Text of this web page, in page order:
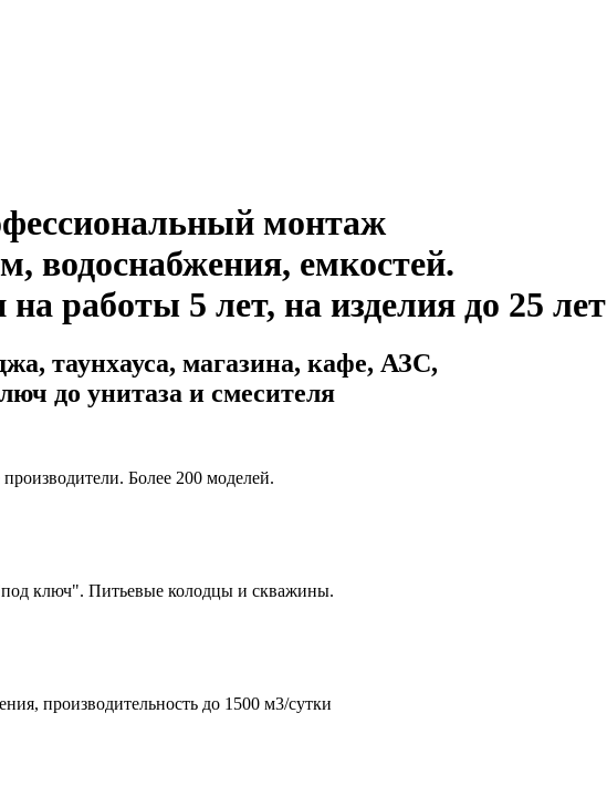
монтаж
водоснабжения, емкостей.
работы 5 лет, на изделия до 25 лет
таунхауса, магазина, кафе, АЗС,
до унитаза и смесителя
Более 200 моделей.
ключ". Питьевые колодцы и скважины.
производительность до 1500 м3/сутки